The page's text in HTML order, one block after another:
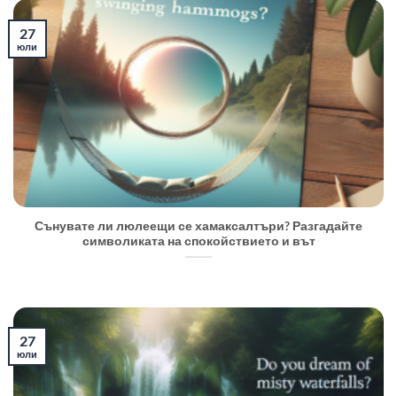
Сънувате ли люлеещи се хамаксалтъри? Разгадайте
символиката на спокойствието и вът
27
юли
27
юли